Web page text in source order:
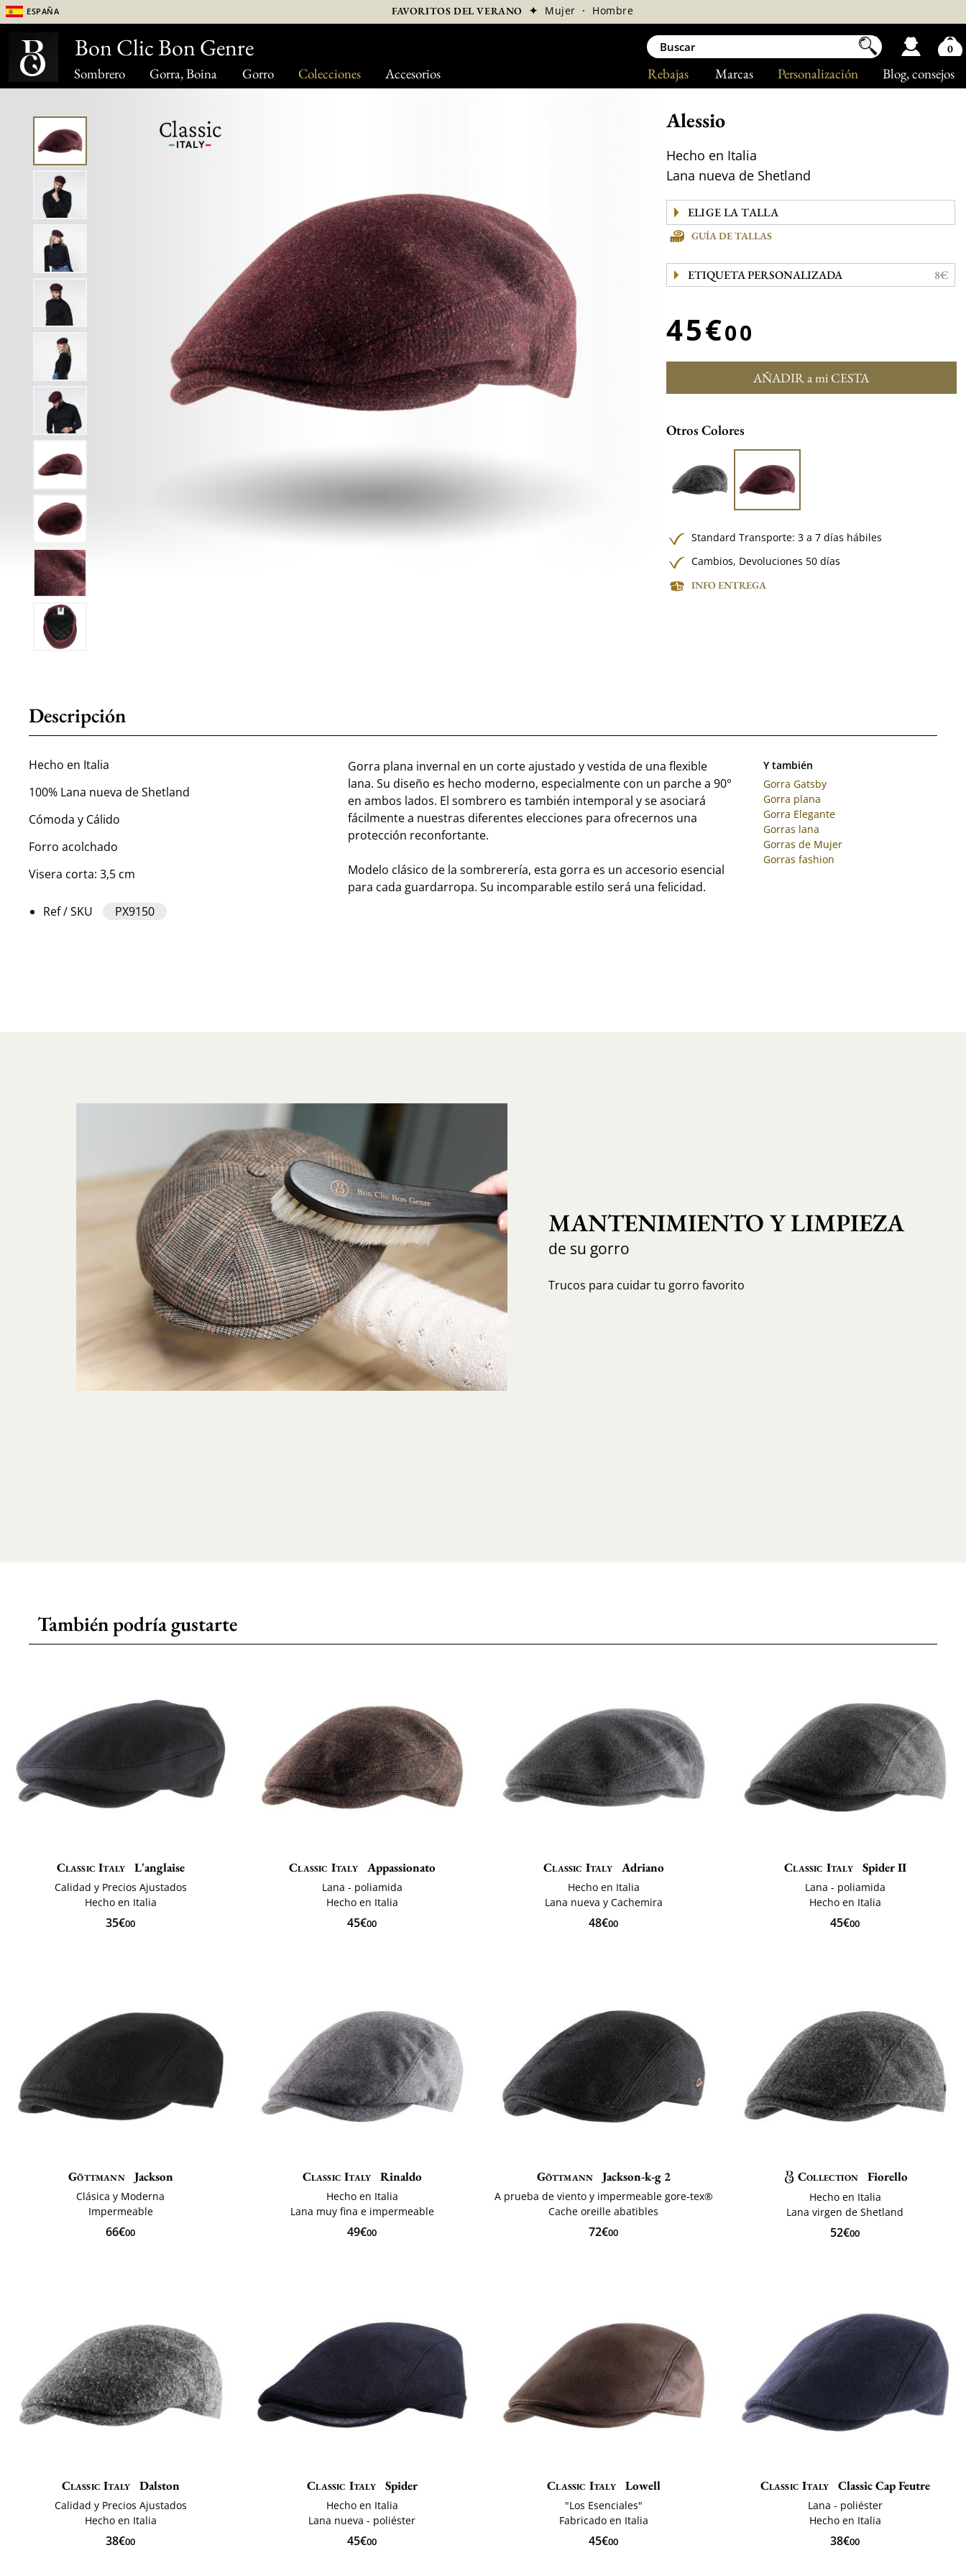
Sombrero Gorra, Boina Gorro Colecciones Accesorios Blog, consejos
Personalización
Marcas
Rebajas
España FAVORITOS DEL VERANO ✦ Mujer · Hombre
Alessio
Hecho en Italia
Lana nueva de Shetland
GUÍA DE TALLAS
ETIQUETA PERSONALIZADA 8€
45€00
AÑADIR a mi CESTA
Otros Colores
Standard Transporte: 3 a 7 días hábiles
Cambios, Devoluciones 50 días
INFO ENTREGA
Descripción
Hecho en Italia
100% Lana nueva de Shetland
Cómoda y Cálido
Forro acolchado
Visera corta: 3,5 cm
Ref / SKU PX9150
Gorra plana invernal en un corte ajustado y vestida de una flexible
lana. Su diseño es hecho moderno, especialmente con un parche a 90°
en ambos lados. El sombrero es también intemporal y se asociará
fácilmente a nuestras diferentes elecciones para ofrecernos una
protección reconfortante.
Modelo clásico de la sombrerería, esta gorra es un accesorio esencial
para cada guardarropa. Su incomparable estilo será una felicidad.
Y también
Gorra Gatsby
Gorra plana
Gorra Elegante
Gorras lana
Gorras de Mujer
Gorras fashion
MANTENIMIENTO Y LIMPIEZA
de su gorro
Trucos para cuidar tu gorro favorito
También podría gustarte
Classic Italy L'anglaise
Calidad y Precios Ajustados
Hecho en Italia
35€00
Classic Italy Appassionato
Lana - poliamida
Hecho en Italia
45€00
Classic Italy Adriano
Hecho en Italia
Lana nueva y Cachemira
48€00
Classic Italy Spider II
Lana - poliamida
Hecho en Italia
45€00
Göttmann Jackson
Clásica y Moderna
Impermeable
66€00
Classic Italy Rinaldo
Hecho en Italia
Lana muy fina e impermeable
49€00
Göttmann Jackson-k-g 2
A prueba de viento y impermeable gore-tex®
Cache oreille abatibles
72€00
Collection Fiorello
Hecho en Italia
Lana virgen de Shetland
52€00
Classic Italy Dalston
Calidad y Precios Ajustados
Hecho en Italia
38€00
Classic Italy Spider
Hecho en Italia
Lana nueva - poliéster
45€00
Classic Italy Lowell
"Los Esenciales"
Fabricado en Italia
45€00
Classic Italy Classic Cap Feutre
Lana - poliéster
Hecho en Italia
38€00
Bon Clic Bon Genre 0